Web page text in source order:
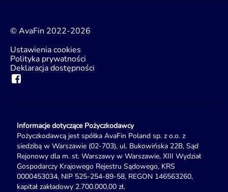
© AvaFin 2022-2026
Ustawienia cookies
Polityka prywatności
Deklaracja dostępności
Informacje dotyczące Pożyczkodawcy
Pożyczkodawcą jest spółka AvaFin Poland sp. z o.o. z
siedzibą w Warszawie (02-703), ul. Bukowińska 22B, Sąd
Rejonowy dla m. st. Warszawy w Warszawie, XIII Wydział
Gospodarczy Krajowego Rejestru Sądowego, KRS
0000453034, NIP 525-254-89-58, REGON 146563260,
kapitał zakładowy 2.700.000,00 zł.